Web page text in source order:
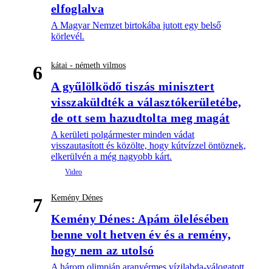
elfoglalva
A Magyar Nemzet birtokába jutott egy belső
körlevél.
6 kátai - németh vilmos
A gyűlölködő tiszás minisztert
visszaküldték a választókerületébe,
de ott sem hazudtolta meg magát
A kerületi polgármester minden vádat
visszautasított és közölte, hogy kútvízzel öntöznek,
elkerülvén a még nagyobb kárt.
7 Kemény Dénes
Kemény Dénes: Apám ölelésében
benne volt hetven év és a remény,
hogy nem az utolsó
A három olimpián aranyérmes vízilabda-válogatott